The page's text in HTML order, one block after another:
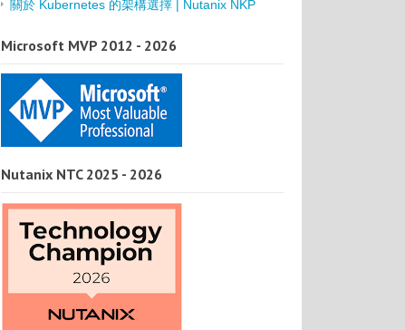
關於 Kubernetes 的架構選擇 | Nutanix NKP
Microsoft MVP 2012 - 2026
Nutanix NTC 2025 - 2026